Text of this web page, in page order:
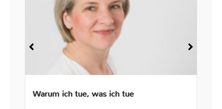
Warum ich tue, was ich tue